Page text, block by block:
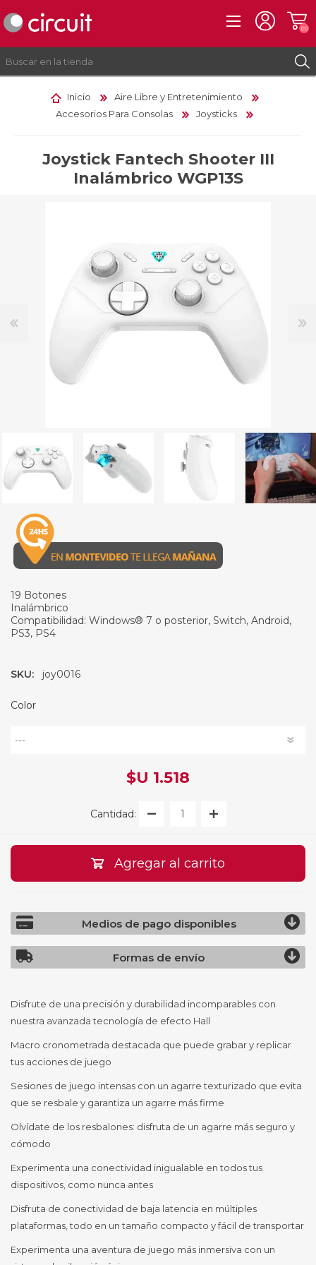
REGISTRO
(0)
Inicio
Aire Libre y Entretenimiento
Accesorios Para Consolas
Joysticks
Joystick Fantech Shooter III
Inalámbrico WGP13S
19 Botones
Inalámbrico
Compatibilidad: Windows® 7 o posterior, Switch, Android,
PS3, PS4
SKU: joy0016
Color
$U 1.518
Cantidad:
Agregar al carrito
Medios de pago disponibles
Formas de envío
Disfrute de una precisión y durabilidad incomparables con
nuestra avanzada tecnología de efecto Hall
Macro cronometrada destacada que puede grabar y replicar
tus acciones de juego
Sesiones de juego intensas con un agarre texturizado que evita
que se resbale y garantiza un agarre más firme
Olvídate de los resbalones: disfruta de un agarre más seguro y
cómodo
Experimenta una conectividad inigualable en todos tus
dispositivos, como nunca antes
Disfruta de conectividad de baja latencia en múltiples
plataformas, todo en un tamaño compacto y fácil de transportar
Experimenta una aventura de juego más inmersiva con un